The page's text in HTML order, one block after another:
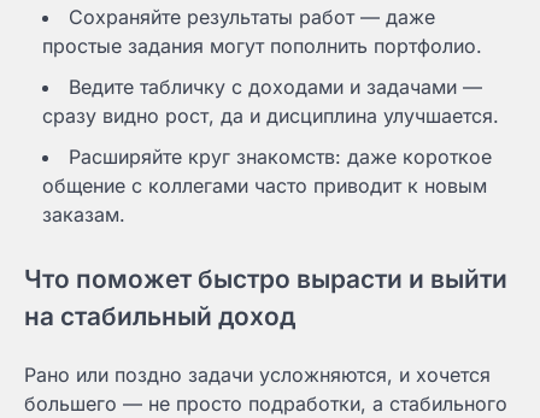
Сохраняйте результаты работ — даже
простые задания могут пополнить портфолио.
Ведите табличку с доходами и задачами —
сразу видно рост, да и дисциплина улучшается.
Расширяйте круг знакомств: даже короткое
общение с коллегами часто приводит к новым
заказам.
Что поможет быстро вырасти и выйти
на стабильный доход
Рано или поздно задачи усложняются, и хочется
большего — не просто подработки, а стабильного